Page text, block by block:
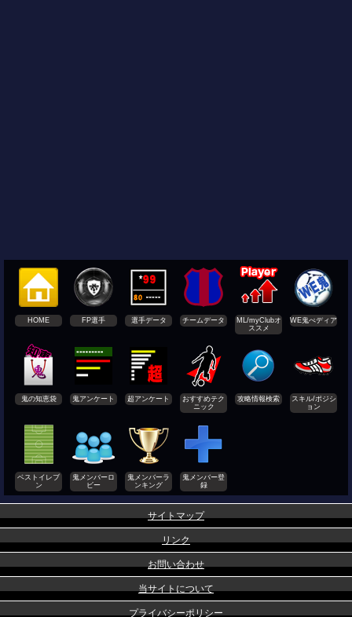
HOME FP選手 選手データ チームデータ
ML/myClubオ
ススメ
WE鬼ぺディア
鬼の知恵袋 鬼アンケート 超アンケート
おすすめテク
ニック
攻略情報検索
スキル/ポジシ
ョン
ベストイレブ
ン
鬼メンバーロ
ビー
鬼メンバーラ
ンキング
鬼メンバー登
録
サイトマップ
リンク
お問い合わせ
当サイトについて
プライバシーポリシー